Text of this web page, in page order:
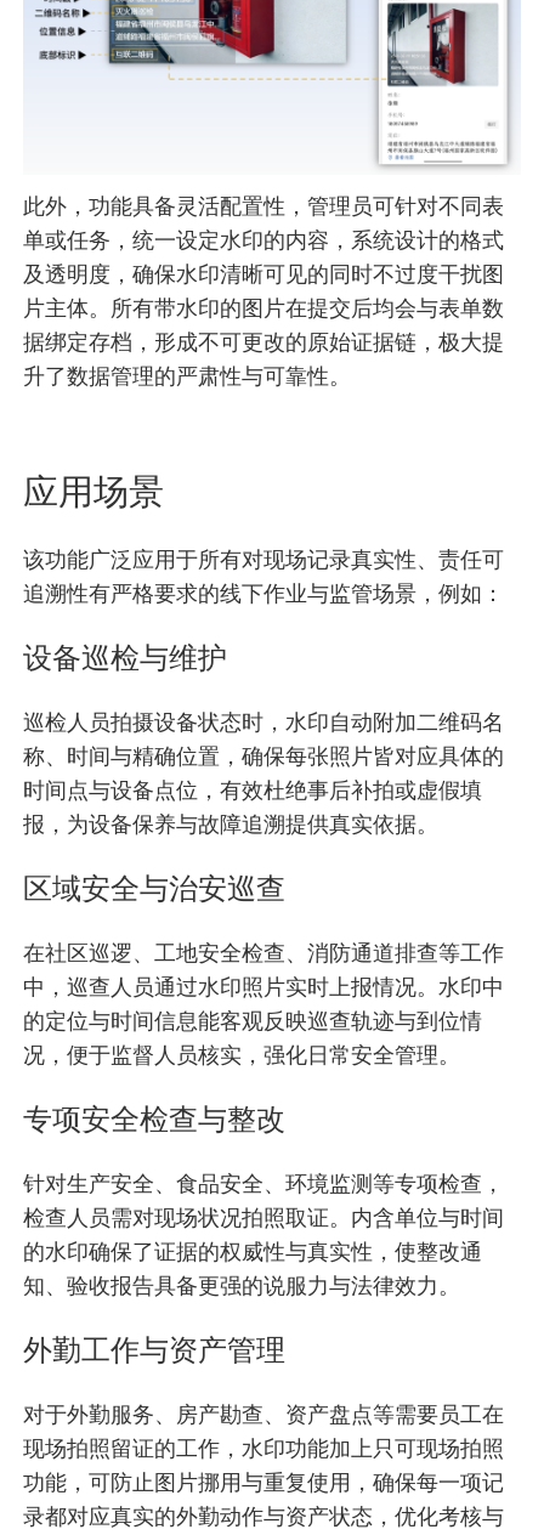
此外，功能具备灵活配置性，管理员可针对不同表
单或任务，统一设定水印的内容，系统设计的格式
及透明度，确保水印清晰可见的同时不过度干扰图
片主体。所有带水印的图片在提交后均会与表单数
据绑定存档，形成不可更改的原始证据链，极大提
升了数据管理的严肃性与可靠性。
应用场景
该功能广泛应用于所有对现场记录真实性、责任可
追溯性有严格要求的线下作业与监管场景，例如：
设备巡检与维护
巡检人员拍摄设备状态时，水印自动附加二维码名
称、时间与精确位置，确保每张照片皆对应具体的
时间点与设备点位，有效杜绝事后补拍或虚假填
报，为设备保养与故障追溯提供真实依据。
区域安全与治安巡查
在社区巡逻、工地安全检查、消防通道排查等工作
中，巡查人员通过水印照片实时上报情况。水印中
的定位与时间信息能客观反映巡查轨迹与到位情
况，便于监督人员核实，强化日常安全管理。
专项安全检查与整改
针对生产安全、食品安全、环境监测等专项检查，
检查人员需对现场状况拍照取证。内含单位与时间
的水印确保了证据的权威性与真实性，使整改通
知、验收报告具备更强的说服力与法律效力。
外勤工作与资产管理
对于外勤服务、房产勘查、资产盘点等需要员工在
现场拍照留证的工作，水印功能加上只可现场拍照
功能，可防止图片挪用与重复使用，确保每一项记
录都对应真实的外勤动作与资产状态，优化考核与